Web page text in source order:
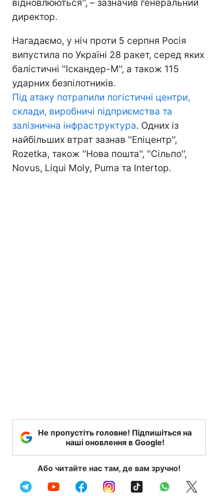
відновлюються'', – зазначив генеральний
директор.
Нагадаємо, у ніч проти 5 серпня Росія
випустила по Україні 28 ракет, серед яких
балістичні ''Іскандер-М'', а також 115
ударних безпілотників.
Під атаку потрапили логістичні центри,
склади, виробничі підприємства та
залізнична інфраструктура. Одних із
найбільших втрат зазнав ''Епіцентр'',
Rozetka, також ''Нова пошта'', ''Сільпо'',
Novus, Liqui Moly, Puma та Intertop.
Не пропустіть головне! Підпишіться на
наші оновлення в Google!
Або читайте нас там, де вам зручно!